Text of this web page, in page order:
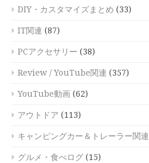
DIY・カスタマイズまとめ (33)
IT関連 (87)
PCアクセサリー (38)
Review / YouTube関連 (357)
YouTube動画 (62)
アウトドア (113)
キャンピングカー＆トレーラー関連
グルメ・食べログ (15)